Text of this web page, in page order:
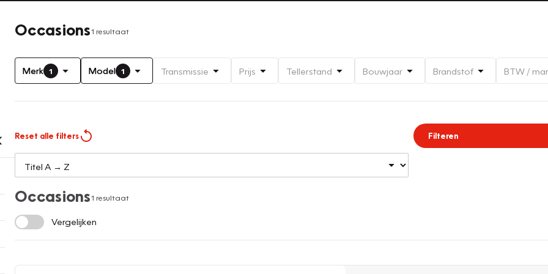
Occasions1 resultaat
Merk 1 Model 1 Transmissie Prijs Tellerstand Bouwjaar Brandstof BTW /
Reset alle filters Filteren
Occasions1 resultaat
Vergelijken